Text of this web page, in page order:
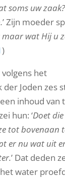
soms uw
’ Zijn moeder
maar wat Hij u
)
het
Joden zes
inhoud van
hun: ‘Doet
tot bovenaan
er nu wat uit
’ Dat deden
water